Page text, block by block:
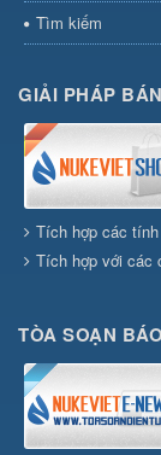
Tìm kiếm
GIẢI PHÁP
Tích hợp các
Tích hợp với các
TÒA SOẠN